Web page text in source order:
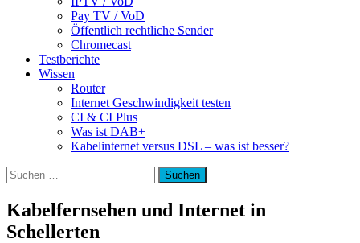
Pay TV / VoD
Öffentlich rechtliche Sender
Chromecast
Testberichte
Wissen
Router
Internet Geschwindigkeit testen
CI & CI Plus
Was ist DAB+
Kabelinternet versus DSL – was ist besser?
Suchen
nach:
Kabelfernsehen und Internet in
Schellerten